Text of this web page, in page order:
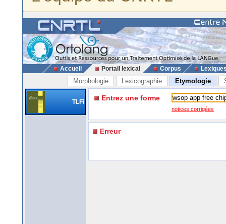
Accueil Portail lexical Corpus
Morphologie Lexicographie Etymologie
TLFi Entrez une forme
notices corrigées
Erreur